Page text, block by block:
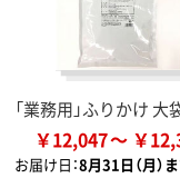
「業務用」ふりかけ 大
￥12,047 ￥
お届け日：8月31日（月）